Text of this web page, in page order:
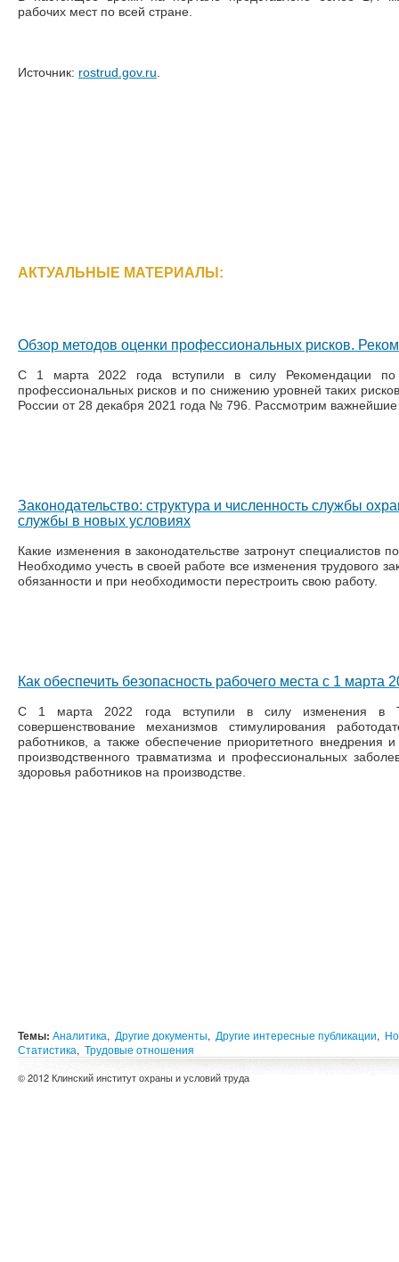
рабочих мест по всей стране.
Источник: rostrud.gov.ru.
АКТУАЛЬНЫЕ МАТЕРИАЛЫ:
Обзор методов оценки профессиональных рисков.
С 1 марта 2022 года вступили в силу Рекомендации по
профессиональных рисков и по снижению уровней таких
России от 28 декабря 2021 года № 796. Рассмотрим
Законодательство: структура и численность службы
службы в новых условиях
Какие изменения в законодательстве затронут специалистов
Необходимо учесть в своей работе все изменения трудового
обязанности и при необходимости перестроить свою работу.
Как обеспечить безопасность рабочего места с 1 марта
С 1 марта 2022 года вступили в силу изменения в
совершенствование механизмов стимулирования
работников, а также обеспечение приоритетного внедрения
производственного травматизма и профессиональных
здоровья работников на производстве.
Темы: Аналитика, Другие документы, Другие интересные публикации,
Статистика, Трудовые отношения
© 2012 Клинский институт охраны и условий труда